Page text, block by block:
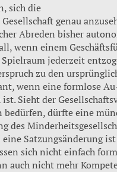
sich die
genau
Abreden bisher
wenn einem
jederzeit
zu den
wenn eine formlose
Sieht der
bedürfen, dürfte eine
des
Sat­zungsänderung
sich nicht einfach
auch nicht mehr